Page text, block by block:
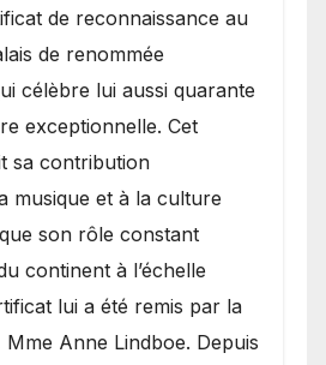
de reconnaissance au
de renommée
célèbre lui aussi quarante
exceptionnelle. Cet
sa contribution
musique et à la culture
son rôle constant
continent à l’échelle
lui a été remis par la
Mme Anne Lindboe. Depuis